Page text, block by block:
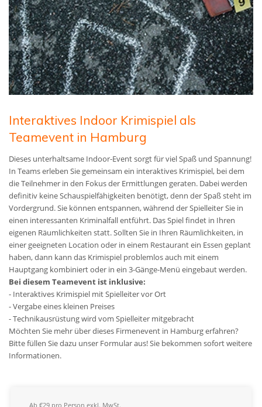
Interaktives Indoor Krimispiel als
Teamevent in Hamburg
Dieses unterhaltsame Indoor-Event sorgt für viel Spaß und Spannung!
In Teams erleben Sie gemeinsam ein interaktives Krimispiel, bei dem
die Teilnehmer in den Fokus der Ermittlungen geraten. Dabei werden
definitiv keine Schauspielfähigkeiten benötigt, denn der Spaß steht im
Vordergrund. Sie können entspannen, während der Spielleiter Sie in
einen interessanten Kriminalfall entführt. Das Spiel findet in Ihren
eigenen Räumlichkeiten statt. Sollten Sie in Ihren Räumlichkeiten, in
einer geeigneten Location oder in einem Restaurant ein Essen geplant
haben, dann kann das Krimispiel problemlos auch mit einem
Hauptgang kombiniert oder in ein 3-Gänge-Menü eingebaut werden.
Bei diesem Teamevent ist inklusive:
- Interaktives Krimispiel mit Spielleiter vor Ort
- Vergabe eines kleinen Preises
- Technikausrüstung wird vom Spielleiter mitgebracht
Möchten Sie mehr über dieses Firmenevent in Hamburg erfahren?
Bitte füllen Sie dazu unser Formular aus! Sie bekommen sofort weitere
Informationen.
Ab €29 pro Person exkl. MwSt.